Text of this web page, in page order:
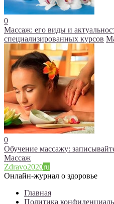
0
Массаж: его виды и
специализированных курсов
0
Обучение массажу:
Массаж
Zdravo2020ru
Онлайн-журнал о здоровье
Главная
Политика